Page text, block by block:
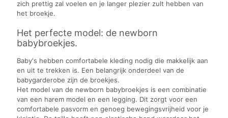
zich prettig zal voelen en je langer plezier zult hebben van
het broekje.
Het perfecte model: de newborn
babybroekjes.
Baby's hebben comfortabele kleding nodig die makkelijk aan
en uit te trekken is. Een belangrijk onderdeel van de
babygarderobe zijn de broekjes.
Het model van de newborn babybroekjes is een combinatie
van een harem model en een legging. Dit zorgt voor een
comfortabele pasvorm en genoeg bewegingsvrijheid voor je